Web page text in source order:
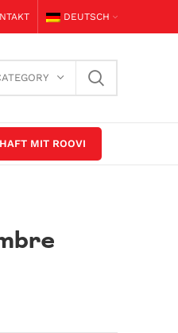
DEUTSCH
MIT ROOVI